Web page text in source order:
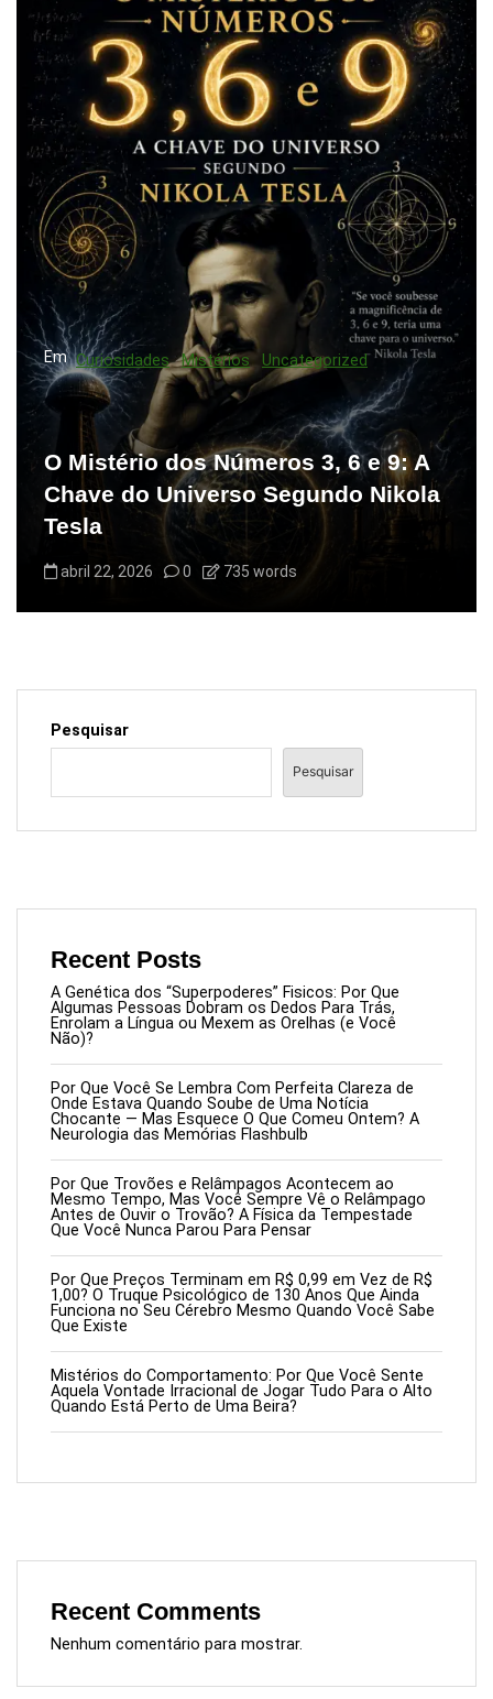
Em Curiosidades Mistérios Uncategorized
O Mistério dos Números 3, 6 e 9: A
Chave do Universo Segundo Nikola
Tesla
abril 22, 2026 0 735 words
Pesquisar
Pesquisar
Recent Posts
A Genética dos “Superpoderes” Fisicos: Por Que
Algumas Pessoas Dobram os Dedos Para Trás,
Enrolam a Língua ou Mexem as Orelhas (e Você
Não)?
Por Que Você Se Lembra Com Perfeita Clareza de
Onde Estava Quando Soube de Uma Notícia
Chocante — Mas Esquece O Que Comeu Ontem? A
Neurologia das Memórias Flashbulb
Por Que Trovões e Relâmpagos Acontecem ao
Mesmo Tempo, Mas Você Sempre Vê o Relâmpago
Antes de Ouvir o Trovão? A Física da Tempestade
Que Você Nunca Parou Para Pensar
Por Que Preços Terminam em R$ 0,99 em Vez de R$
1,00? O Truque Psicológico de 130 Anos Que Ainda
Funciona no Seu Cérebro Mesmo Quando Você Sabe
Que Existe
Mistérios do Comportamento: Por Que Você Sente
Aquela Vontade Irracional de Jogar Tudo Para o Alto
Quando Está Perto de Uma Beira?
Recent Comments
Nenhum comentário para mostrar.